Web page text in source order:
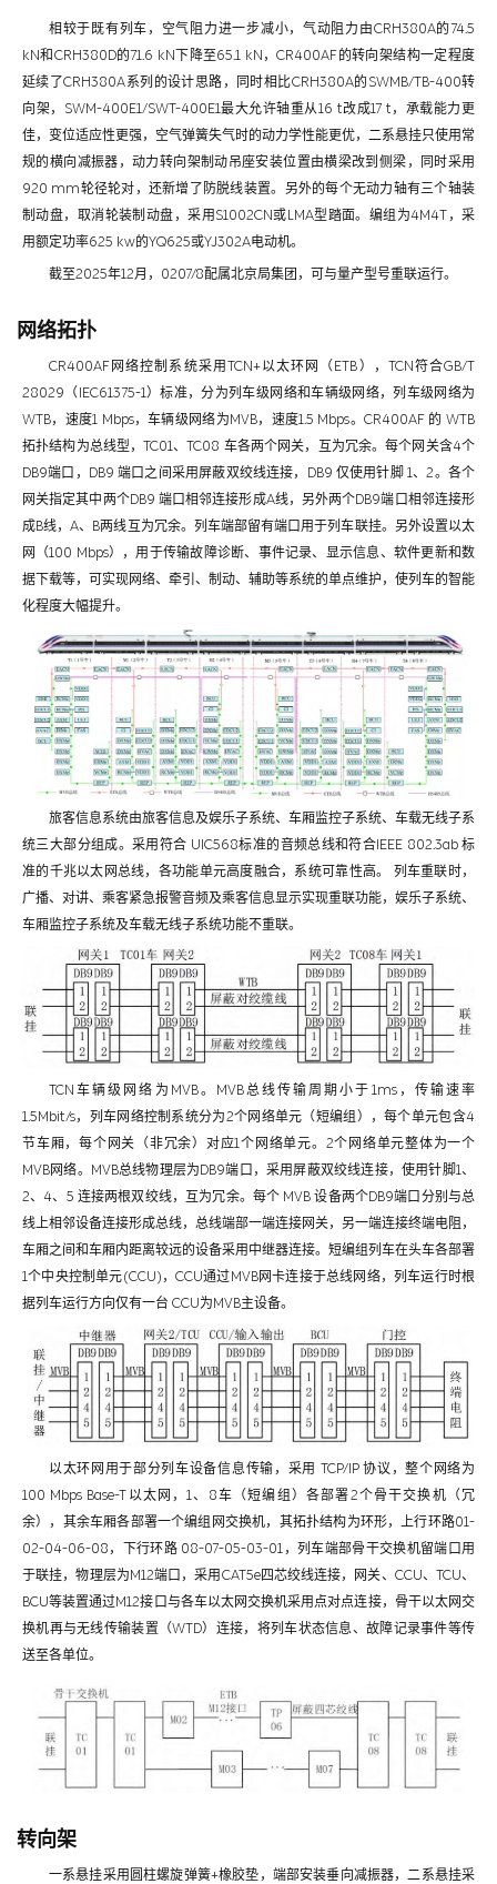
相较于既有列车，空气阻力进一步减小，气动阻力由CRH380A的74.5
kN和CRH380D的71.6 kN下降至65.1 kN，CR400AF的转向架结构一定程度
延续了CRH380A系列的设计思路，同时相比CRH380A的SWMB/TB-400转
向架，SWM-400E1/SWT-400E1最大允许轴重从16 t改成17 t，承载能力更
佳，变位适应性更强，空气弹簧失气时的动力学性能更优，二系悬挂只使用常
规的横向减振器，动力转向架制动吊座安装位置由横梁改到侧梁，同时采用
920 mm轮径轮对，还新增了防脱线装置。另外的每个无动力轴有三个轴装
制动盘，取消轮装制动盘，采用S1002CN或LMA型踏面。编组为4M4T，采
用额定功率625 kw的YQ625或YJ302A电动机。
截至2025年12月，0207/8配属北京局集团，可与量产型号重联运行。
网络拓扑
CR400AF网络控制系统采用TCN+以太环网（ETB），TCN符合GB/T
28029（IEC61375-1）标准，分为列车级网络和车辆级网络，列车级网络为
WTB，速度1 Mbps，车辆级网络为MVB，速度1.5 Mbps。CR400AF 的 WTB
拓扑结构为总线型，TC01、TC08 车各两个网关，互为冗余。每个网关含4个
DB9端口，DB9 端口之间采用屏蔽双绞线连接，DB9 仅使用针脚 1、2。各个
网关指定其中两个DB9 端口相邻连接形成A线，另外两个DB9端口相邻连接形
成B线，A、B两线互为冗余。列车端部留有端口用于列车联挂。另外设置以太
网（100 Mbps），用于传输故障诊断、事件记录、显示信息、软件更新和数
据下载等，可实现网络、牵引、制动、辅助等系统的单点维护，使列车的智能
化程度大幅提升。
旅客信息系统由旅客信息及娱乐子系统、车厢监控子系统、车载无线子系
统三大部分组成。采用符合 UIC568标准的音频总线和符合IEEE 802.3ab 标
准的千兆以太网总线，各功能单元高度融合，系统可靠性高。 列车重联时，
广播、对讲、乘客紧急报警音频及乘客信息显示实现重联功能，娱乐子系统、
车厢监控子系统及车载无线子系统功能不重联。
TCN车辆级网络为MVB。MVB总线传输周期小于1ms，传输速率
1.5Mbit/s，列车网络控制系统分为2个网络单元（短编组），每个单元包含4
节车厢，每个网关（非冗余）对应1个网络单元。2个网络单元整体为一个
MVB网络。MVB总线物理层为DB9端口，采用屏蔽双绞线连接，使用针脚1、
2、4、5 连接两根双绞线，互为冗余。每个 MVB 设备两个DB9端口分别与总
线上相邻设备连接形成总线，总线端部一端连接网关，另一端连接终端电阻，
车厢之间和车厢内距离较远的设备采用中继器连接。短编组列车在头车各部署
1个中央控制单元(CCU)，CCU通过MVB网卡连接于总线网络，列车运行时根
据列车运行方向仅有一台 CCU为MVB主设备。
以太环网用于部分列车设备信息传输，采用 TCP/IP 协议，整个网络为
100 Mbps Base-T以太网，1、8车（短编组）各部署2个骨干交换机（冗
余），其余车厢各部署一个编组网交换机，其拓扑结构为环形，上行环路01-
02-04-06-08，下行环路 08-07-05-03-01，列车端部骨干交换机留端口用
于联挂，物理层为M12端口，采用CAT5e四芯绞线连接，网关、CCU、TCU、
BCU等装置通过M12接口与各车以太网交换机采用点对点连接，骨干以太网交
换机再与无线传输装置（WTD）连接，将列车状态信息、故障记录事件等传
送至各单位。
转向架
一系悬挂采用圆柱螺旋弹簧+橡胶垫，端部安装垂向减振器，二系悬挂采